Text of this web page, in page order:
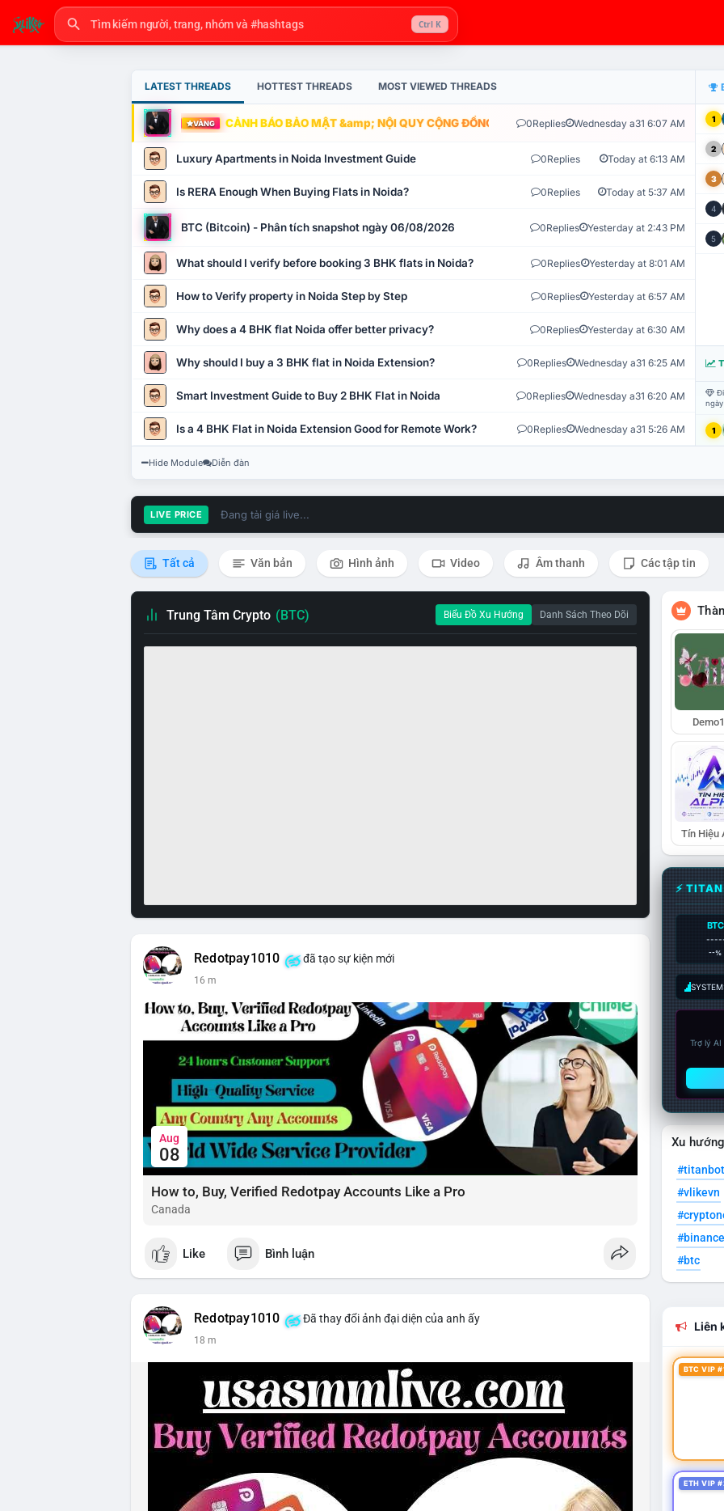
Ctrl K
LATEST THREADS HOTTEST THREADS MOST VIEWED THREADS
VÀNG CẢNH BÁO BẢO MẬT &amp; NỘI QUY CỘNG ĐỒNG VLIKE.VN: HỆ THỐNG GIÁM SÁT TỰ
0Replies Wednesday a31 6:07 AM
Luxury Apartments in Noida Investment Guide 0Replies Today at 6:13 AM
Is RERA Enough When Buying Flats in Noida? 0Replies Today at 5:37 AM
BTC (Bitcoin) - Phân tích snapshot ngày 06/08/2026 0Replies Yesterday at 2:43 PM
What should I verify before booking 3 BHK flats in Noida? 0Replies Yesterday at 8:01 AM
How to Verify property in Noida Step by Step 0Replies Yesterday at 6:57 AM
Why does a 4 BHK flat Noida offer better privacy? 0Replies Yesterday at 6:30 AM
Why should I buy a 3 BHK flat in Noida Extension? 0Replies Wednesday a31 6:25 AM
Smart Investment Guide to Buy 2 BHK Flat in Noida 0Replies Wednesday a31 6:20 AM
Is a 4 BHK Flat in Noida Extension Good for Remote Work? 0Replies Wednesday a31 5:26 AM
1
2
3
4
5
1
Hide Module Diễn đàn
LIVE PRICE Đang tải giá live...
Tất cả Văn bản Hình ảnh Video Âm thanh Các tập tin
Trung Tâm Crypto (BTC) Biểu Đồ Xu Hướng Danh Sách Theo Dõi
Redotpay1010 đã tạo sự kiện mới
16 m
Aug
08
How to, Buy, Verified Redotpay Accounts Like a Pro
Canada
Like Bình luận
Redotpay1010 Đã thay đổi ảnh đại diện của anh ấy
19 m
Tín Hiệu
⚡
BTC
--%
Trợ lý
Xu
#titanbot
#vlikevn
#btc
Liên
BTC VIP
ETH VIP